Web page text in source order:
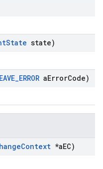
State state)
_ERROR aErrorCode)
Context *aEC)